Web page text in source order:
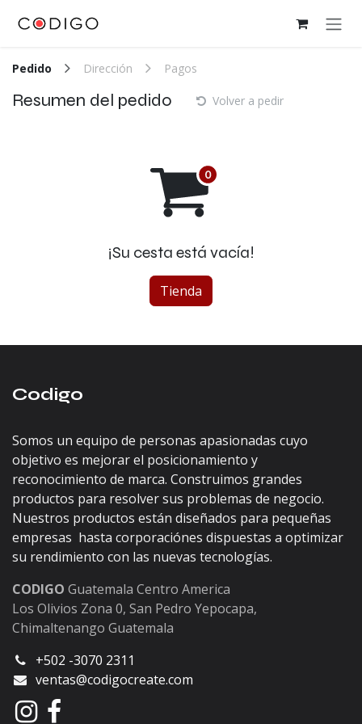
Pedido Dirección Pagos
Resumen del pedido Volver a pedir
¡Su cesta está vacía!
Tienda
Codigo
Somos un equipo de personas apasionadas cuyo
objetivo es mejorar el posicionamiento y
reconocimiento de marca. Construimos grandes
productos para resolver sus problemas de negocio.
Nuestros productos están diseñados para pequeñas
empresas hasta corporaciónes dispuestas a optimizar
su rendimiento con las nuevas tecnologías.
CODIGO Guatemala Centro America
Los Olivios Zona 0, San Pedro Yepocapa,
Chimaltenango Guatemala
+502 -3070 2311
ventas@codigocreate.com